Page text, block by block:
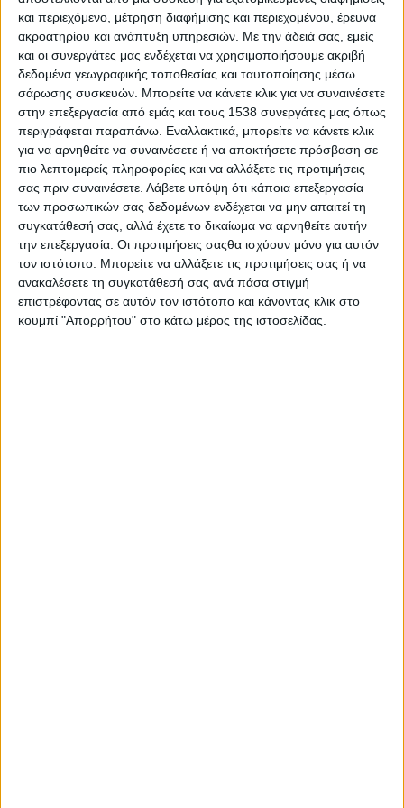
και περιεχόμενο, μέτρηση διαφήμισης και περιεχομένου, έρευνα
ακροατηρίου και ανάπτυξη υπηρεσιών. Με την άδειά σας, εμείς
και οι συνεργάτες μας ενδέχεται να χρησιμοποιήσουμε ακριβή
δεδομένα γεωγραφικής τοποθεσίας και ταυτοποίησης μέσω
σάρωσης συσκευών. Μπορείτε να κάνετε κλικ για να συναινέσετε
στην επεξεργασία από εμάς και τους 1538 συνεργάτες μας όπως
περιγράφεται παραπάνω. Εναλλακτικά, μπορείτε να κάνετε κλικ
για να αρνηθείτε να συναινέσετε ή να αποκτήσετε πρόσβαση σε
πιο λεπτομερείς πληροφορίες και να αλλάξετε τις προτιμήσεις
σας πριν συναινέσετε. Λάβετε υπόψη ότι κάποια επεξεργασία
των προσωπικών σας δεδομένων ενδέχεται να μην απαιτεί τη
συγκατάθεσή σας, αλλά έχετε το δικαίωμα να αρνηθείτε αυτήν
την επεξεργασία. Οι προτιμήσεις σαςθα ισχύουν μόνο για αυτόν
τον ιστότοπο. Μπορείτε να αλλάξετε τις προτιμήσεις σας ή να
ανακαλέσετε τη συγκατάθεσή σας ανά πάσα στιγμή
επιστρέφοντας σε αυτόν τον ιστότοπο και κάνοντας κλικ στο
κουμπί "Απορρήτου" στο κάτω μέρος της ιστοσελίδας.
εκδηλώσεις πληροφόρησης και δικτύωσης
κ.λπ.